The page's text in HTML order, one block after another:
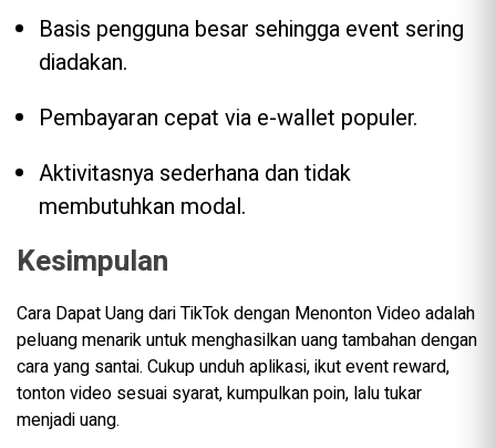
Basis pengguna besar sehingga event sering
diadakan.
Pembayaran cepat via e-wallet populer.
Aktivitasnya sederhana dan tidak
membutuhkan modal.
Kesimpulan
Cara Dapat Uang dari TikTok dengan Menonton Video adalah
peluang menarik untuk menghasilkan uang tambahan dengan
cara yang santai. Cukup unduh aplikasi, ikut event reward,
tonton video sesuai syarat, kumpulkan poin, lalu tukar
menjadi uang.